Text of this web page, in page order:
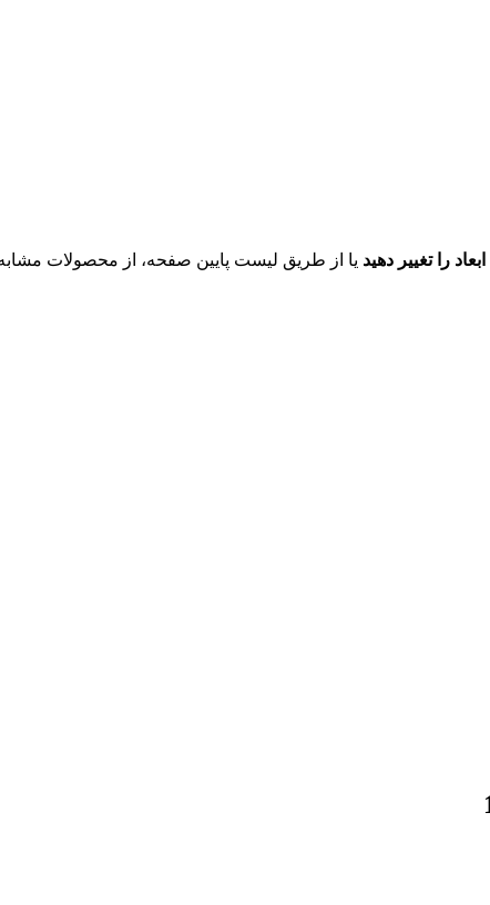
ابعاد را تغییر دهید یا از طریق لیست پایین صفحه، از محصولات مشابه